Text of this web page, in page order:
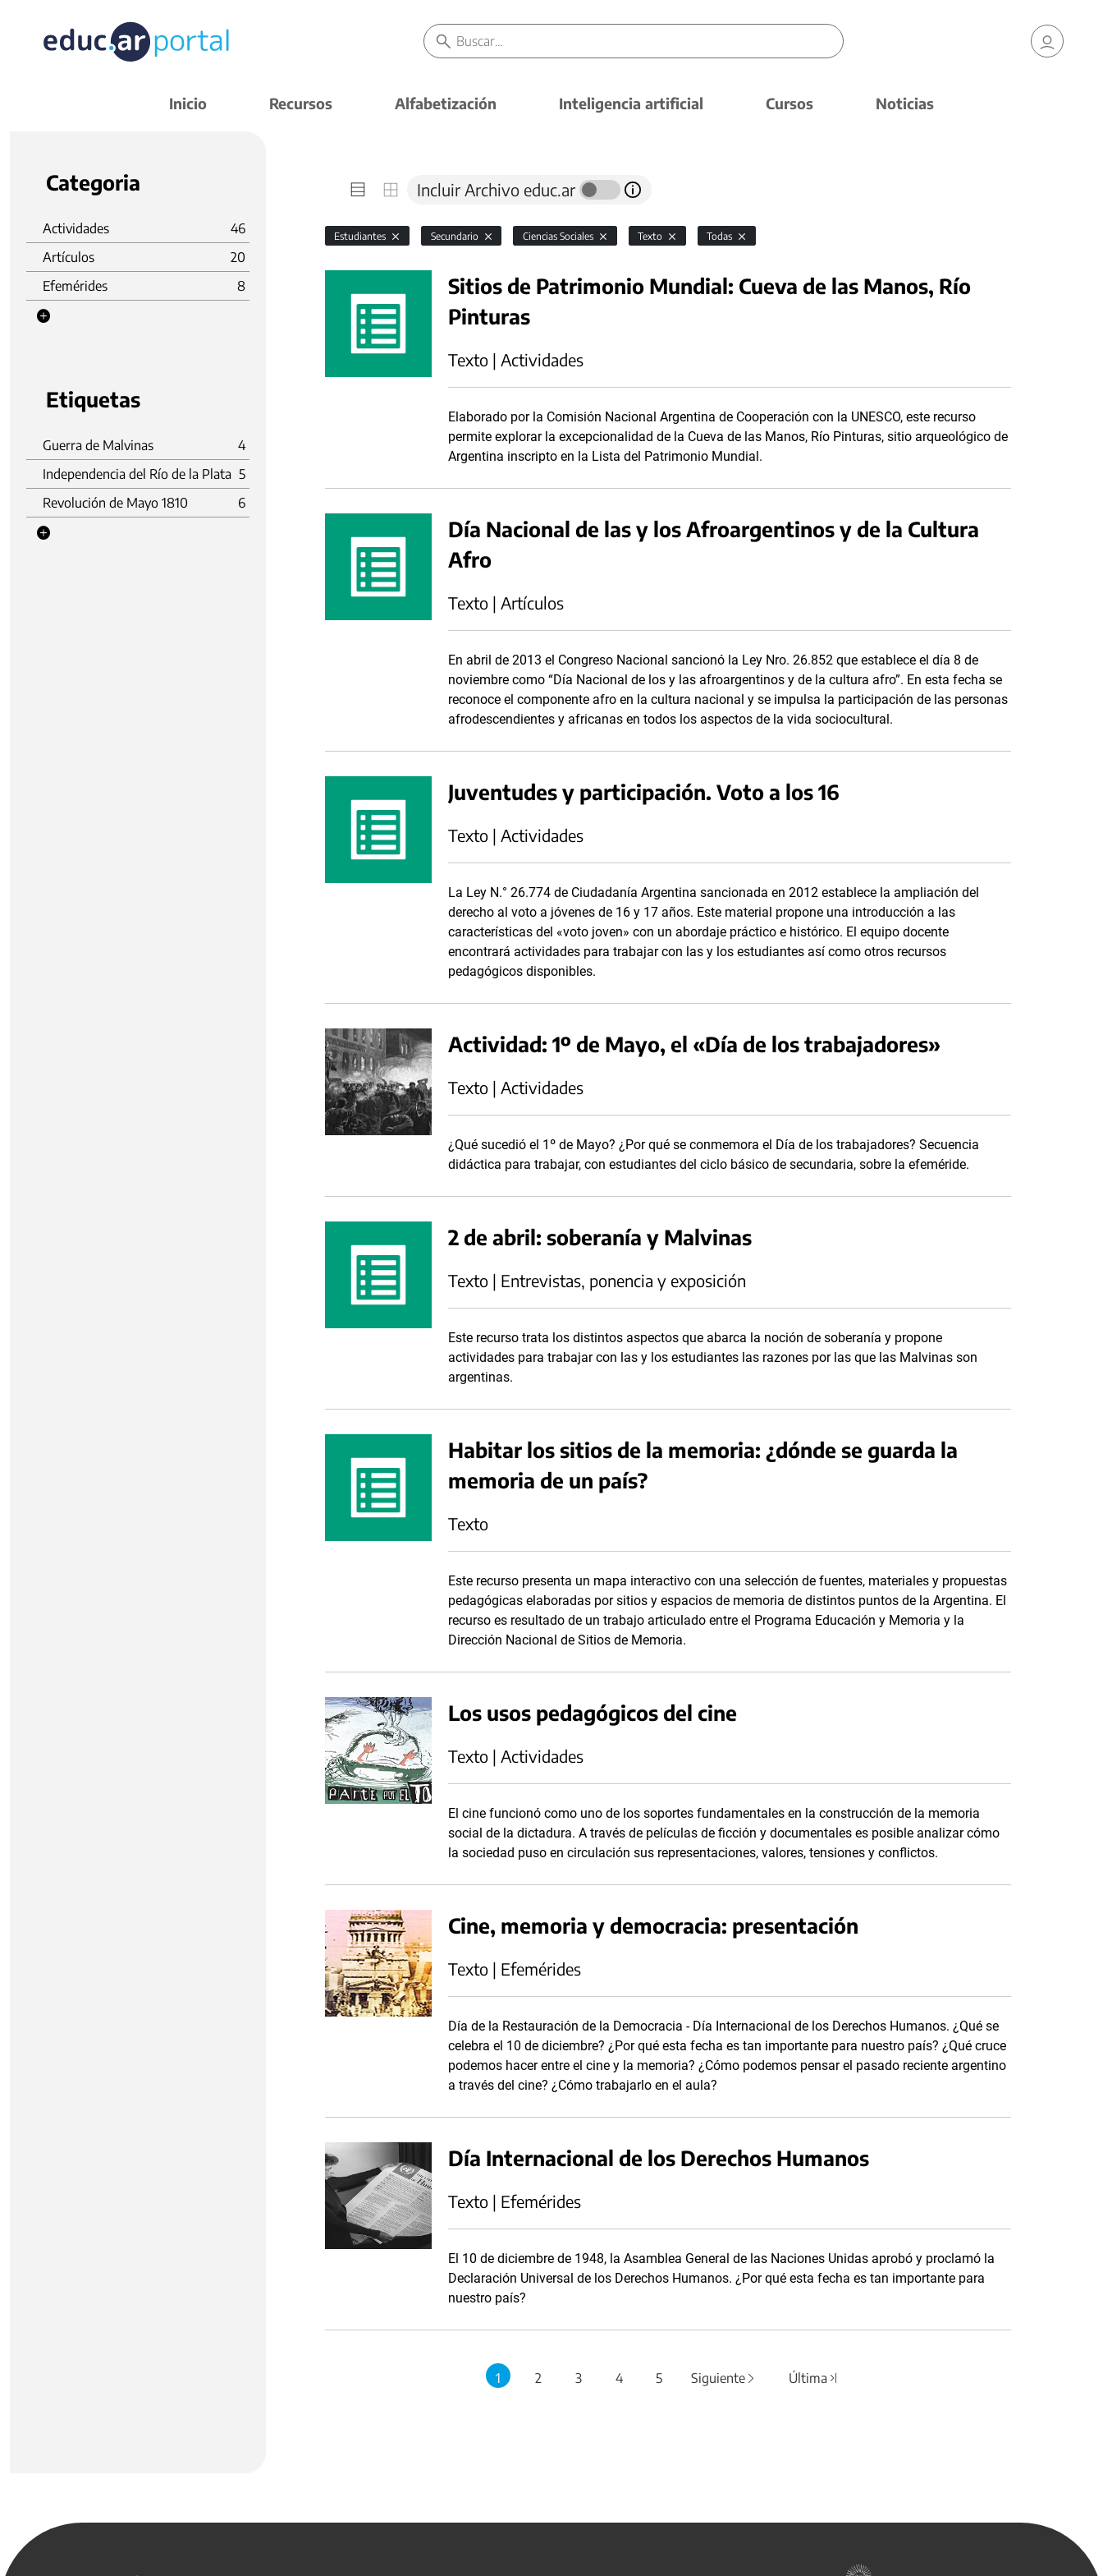
Inicio Recursos Alfabetización Inteligencia artificial Cursos Noticias
Categoria
Actividades
46
Artículos
20
Efemérides
8
Etiquetas
Guerra de Malvinas
4
Independencia del Río de la Plata 5
Revolución de Mayo 1810
6
Incluir Archivo educ.ar
Estudiantes Secundario Ciencias Sociales Texto Todas
Sitios de Patrimonio Mundial: Cueva de las Manos, Río
Pinturas
Texto | Actividades
Elaborado por la Comisión Nacional Argentina de Cooperación con la UNESCO, este recurso
permite explorar la excepcionalidad de la Cueva de las Manos, Río Pinturas, sitio arqueológico de
Argentina inscripto en la Lista del Patrimonio Mundial.
Día Nacional de las y los Afroargentinos y de la Cultura
Afro
Texto | Artículos
En abril de 2013 el Congreso Nacional sancionó la Ley Nro. 26.852 que establece el día 8 de
noviembre como “Día Nacional de los y las afroargentinos y de la cultura afro”. En esta fecha se
reconoce el componente afro en la cultura nacional y se impulsa la participación de las personas
afrodescendientes y africanas en todos los aspectos de la vida sociocultural.
Juventudes y participación. Voto a los 16
Texto | Actividades
La Ley N.° 26.774 de Ciudadanía Argentina sancionada en 2012 establece la ampliación del
derecho al voto a jóvenes de 16 y 17 años. Este material propone una introducción a las
características del «voto joven» con un abordaje práctico e histórico. El equipo docente
encontrará actividades para trabajar con las y los estudiantes así como otros recursos
pedagógicos disponibles.
Actividad: 1º de Mayo, el «Día de los trabajadores»
Texto | Actividades
¿Qué sucedió el 1º de Mayo? ¿Por qué se conmemora el Día de los trabajadores? Secuencia
didáctica para trabajar, con estudiantes del ciclo básico de secundaria, sobre la efeméride.
2 de abril: soberanía y Malvinas
Texto | Entrevistas, ponencia y exposición
Este recurso trata los distintos aspectos que abarca la noción de soberanía y propone
actividades para trabajar con las y los estudiantes las razones por las que las Malvinas son
argentinas.
Habitar los sitios de la memoria: ¿dónde se guarda la
memoria de un país?
Texto
Este recurso presenta un mapa interactivo con una selección de fuentes, materiales y propuestas
pedagógicas elaboradas por sitios y espacios de memoria de distintos puntos de la Argentina. El
recurso es resultado de un trabajo articulado entre el Programa Educación y Memoria y la
Dirección Nacional de Sitios de Memoria.
Los usos pedagógicos del cine
Texto | Actividades
El cine funcionó como uno de los soportes fundamentales en la construcción de la memoria
social de la dictadura. A través de películas de ficción y documentales es posible analizar cómo
la sociedad puso en circulación sus representaciones, valores, tensiones y conflictos.
Cine, memoria y democracia: presentación
Texto | Efemérides
Día de la Restauración de la Democracia - Día Internacional de los Derechos Humanos. ¿Qué se
celebra el 10 de diciembre? ¿Por qué esta fecha es tan importante para nuestro país? ¿Qué cruce
podemos hacer entre el cine y la memoria? ¿Cómo podemos pensar el pasado reciente argentino
a través del cine? ¿Cómo trabajarlo en el aula?
Día Internacional de los Derechos Humanos
Texto | Efemérides
El 10 de diciembre de 1948, la Asamblea General de las Naciones Unidas aprobó y proclamó la
Declaración Universal de los Derechos Humanos. ¿Por qué esta fecha es tan importante para
nuestro país?
1 2 3 4 5 Siguiente Última